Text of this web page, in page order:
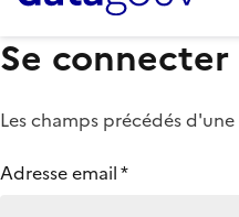
Se connecter
Les champs précédés
Adresse email*